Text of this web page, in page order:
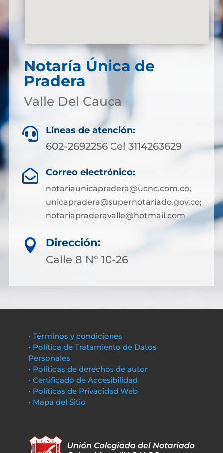
Notaría Única de
Pradera
Valle Del Cauca
 Líneas de atención:
602-2692256 Cel 3114263629
 Correo electrónico:
notariaunicapradera@ucnc.com.co;
unicapradera@supernotariado.gov.co;
notariapraderavalle@hotmail.com

Dirección:
Calle 8 N° 10-26
• Términos y condiciones
• Política de Tratamiento de Datos
Personales
• Políticas de derechos de autor
• Certificado de Accesibilidad
• Políticas de Privacidad Web
• Mapa del Sitio